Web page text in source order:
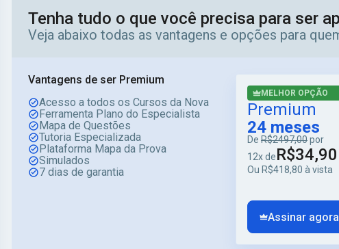
Tenha tudo o que você precisa para ser
Veja abaixo todas as vantagens e opções para
Vantagens de ser Premium
Acesso a todos os Cursos da Nova
Ferramenta Plano do Especialista
Mapa de Questões
Tutoria Especializada
Plataforma Mapa da Prova
Simulados
7 dias de garantia
MELHOR OPÇÃO
Premium
24 meses
De R$2497,00por
12x deR$34,90
Ou R$418,80 à vista
Assinar agora